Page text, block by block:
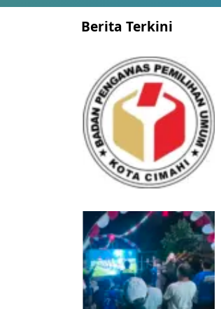
Berita Terkini